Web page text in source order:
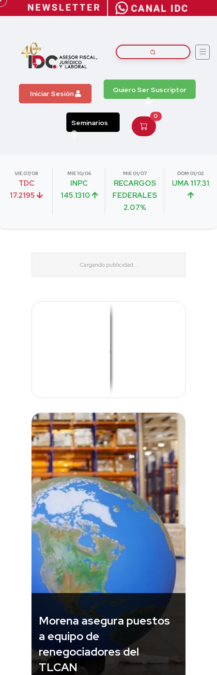
Iniciar Sesión Quiero Ser Suscriptor
Seminarios
0
VIE 07/08
TDC
17.2195
MIE 10/06
INPC
145.1310
MIE 01/07
RECARGOS
FEDERALES
2.07%
DOM 01/02
UMA 117.31
Morena asegura puestos
a equipo de
renegociadores del
TLCAN